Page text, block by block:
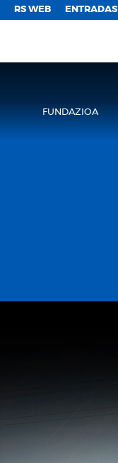
RS WEB ENTRADAS
FUNDAZIOA